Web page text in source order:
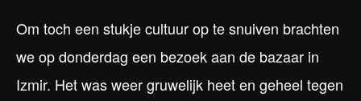
Om toch een stukje cultuur op te snuiven brachten
we op donderdag een bezoek aan de bazaar in
Izmir. Het was weer gruwelijk heet en geheel tegen